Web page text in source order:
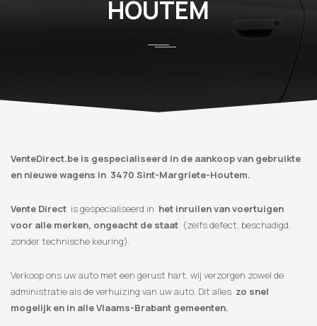
HOUTEM
VenteDirect.be is gespecialiseerd in de aankoop van gebruikte
en nieuwe wagens in 3470 Sint-Margriete-Houtem.
Vente Direct is gespecialiseerd in het inruilen van voertuigen
voor alle merken, ongeacht de staat (zelfs defect, beschadigd,
zonder technische keuring).
Verkoop ons uw auto met een gerust hart, wij verzorgen zowel de
administratie als de verhuizing van uw auto. Dit alles zo snel
mogelijk en in alle Vlaams-Brabant gemeenten.